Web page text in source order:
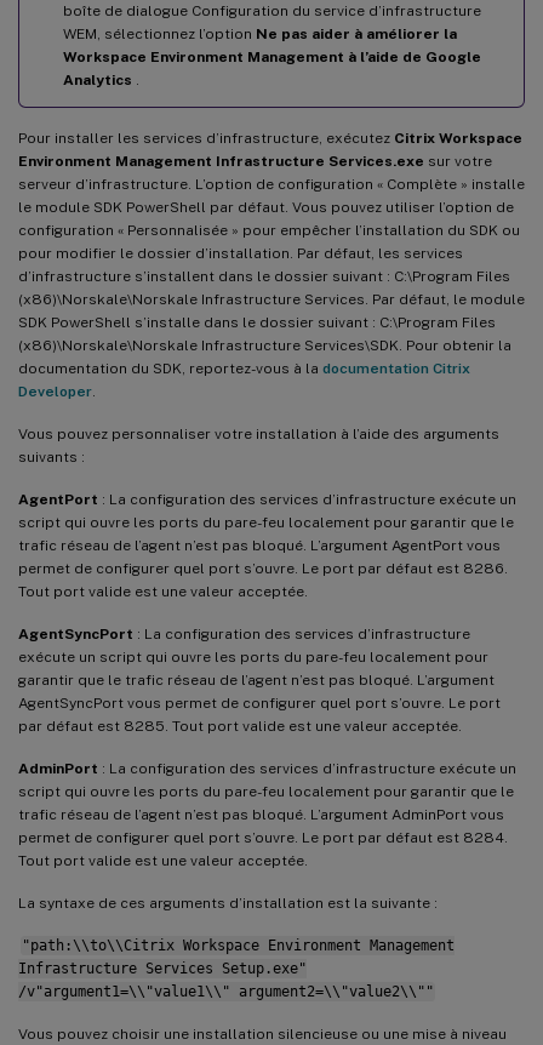
boîte de dialogue Configuration du service d’infrastructure
WEM, sélectionnez l’option Ne pas aider à améliorer la
Workspace Environment Management à l’aide de Google
Analytics
Pour installer les services d’infrastructure, exécutez Citrix Workspace
Environment Management Infrastructure Services.exe sur votre
serveur d’infrastructure. L’option de configuration « Complète » installe
le module SDK PowerShell par défaut. Vous pouvez utiliser l’option de
configuration « Personnalisée » pour empêcher l’installation du SDK ou
pour modifier le dossier d’installation. Par défaut, les services
d’infrastructure s’installent dans le dossier suivant : C:\Program Files
(x86)\Norskale\Norskale Infrastructure Services. Par défaut, le module
SDK PowerShell s’installe dans le dossier suivant : C:\Program Files
(x86)\Norskale\Norskale Infrastructure Services\SDK. Pour obtenir la
documentation du SDK, reportez-vous à la documentation Citrix
Developer
Vous pouvez personnaliser votre installation à l’aide des arguments
suivants :
AgentPort : La configuration des services d’infrastructure exécute un
script qui ouvre les ports du pare-feu localement pour garantir que le
trafic réseau de l’agent n’est pas bloqué. L’argument AgentPort vous
permet de configurer quel port s’ouvre. Le port par défaut est 8286.
Tout port valide est une valeur acceptée.
AgentSyncPort : La configuration des services d’infrastructure
exécute un script qui ouvre les ports du pare-feu localement pour
garantir que le trafic réseau de l’agent n’est pas bloqué. L’argument
AgentSyncPort vous permet de configurer quel port s’ouvre. Le port
par défaut est 8285. Tout port valide est une valeur acceptée.
AdminPort : La configuration des services d’infrastructure exécute un
script qui ouvre les ports du pare-feu localement pour garantir que le
trafic réseau de l’agent n’est pas bloqué. L’argument AdminPort vous
permet de configurer quel port s’ouvre. Le port par défaut est 8284.
Tout port valide est une valeur acceptée.
La syntaxe de ces arguments d’installation est la suivante :
"path:\\to\\Citrix Workspace Environment Management
Infrastructure Services Setup.exe"
/v"argument1=\\"value1\\" argument2=\\"value2\\""
Vous pouvez choisir une installation silencieuse ou une mise à niveau